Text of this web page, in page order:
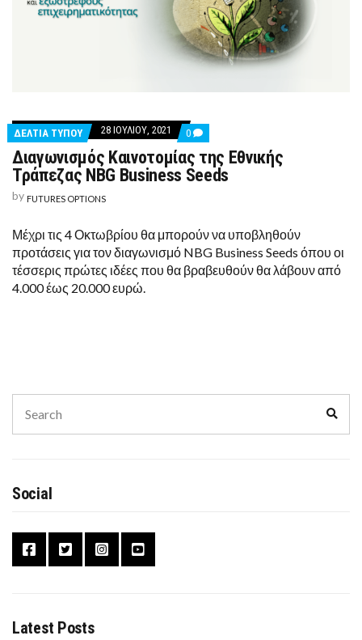
ΔΕΛΤΙΑ ΤΥΠΟΥ 28 ΙΟΥΛΊΟΥ, 2021 0 COMMENTS
ON
ΔΙΑΓΩΝΙΣΜΌΣ
ΚΑΙΝΟΤΟΜΊΑΣ
ΤΗΣ
BUSINESS
SEEDS
Διαγωνισμός Καινοτομίας της Εθνικής
Τράπεζας NBG Business Seeds
by FUTURES OPTIONS
Μέχρι τις 4 Οκτωβρίου θα μπορούν να υποβληθούν
προτάσεις για τον διαγωνισμό NBG Business Seeds όπου οι
τέσσερις πρώτες ιδέες που θα βραβευθούν θα λάβουν από
4.000 έως 20.000 ευρώ.
for:
Social
Latest Posts